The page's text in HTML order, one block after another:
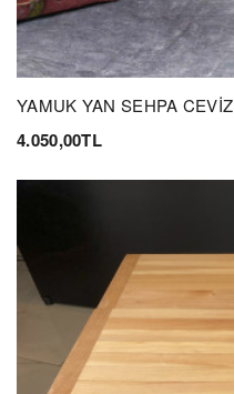
YAMUK YAN SEHPA CEVİZ
4.050,00TL